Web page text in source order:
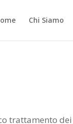
Chi Siamo
trattamento